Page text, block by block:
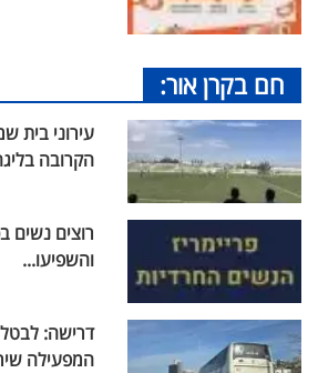
חם בקרן אור:
עירוני בית
הקרובה
רוצים נשים
והשפיעו...
דרישה:
המפעילה